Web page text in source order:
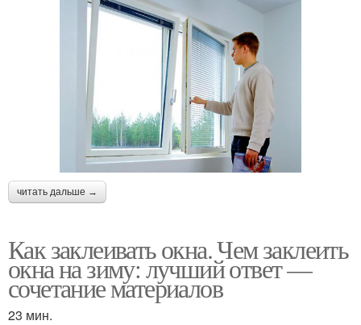
читать дальше →
Как заклеивать окна. Чем заклеить
окна на зиму: лучший ответ —
сочетание материалов
23 мин.